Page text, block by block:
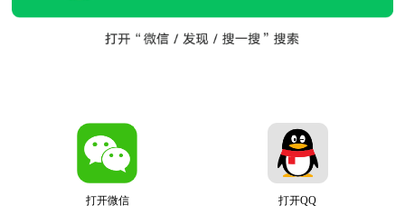
打开微信 打开QQ